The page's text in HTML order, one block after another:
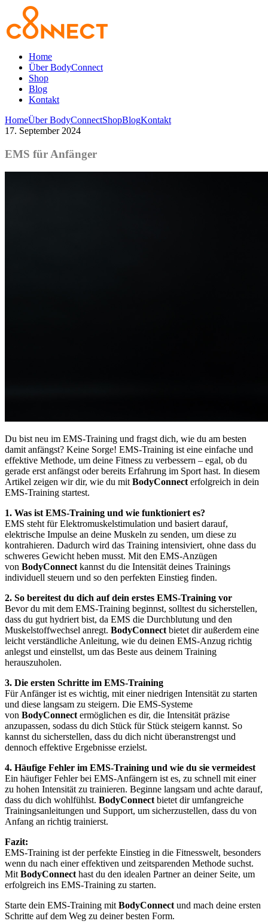
Home
Über BodyConnect
Shop
Blog
Kontakt
HomeÜber BodyConnectShopBlogKontakt
17. September 2024
EMS für Anfänger
Du bist neu im EMS-Training und fragst dich, wie du am besten
damit anfängst? Keine Sorge! EMS-Training ist eine einfache und
effektive Methode, um deine Fitness zu verbessern – egal, ob du
gerade erst anfängst oder bereits Erfahrung im Sport hast. In diesem
Artikel zeigen wir dir, wie du mitBodyConnecterfolgreich in dein
EMS-Training startest.
1. Was ist EMS-Training und wie funktioniert es?
EMS steht für Elektromuskelstimulation und basiert darauf,
elektrische Impulse an deine Muskeln zu senden, um diese zu
kontrahieren. Dadurch wird das Training intensiviert, ohne dass du
schweres Gewicht heben musst. Mit den EMS-Anzügen
von BodyConnectkannst du die Intensität deines Trainings
individuell steuern und so den perfekten Einstieg finden.
2. So bereitest du dich auf dein erstes EMS-Training vor
Bevor du mit dem EMS-Training beginnst, solltest du sicherstellen,
dass du gut hydriert bist, da EMS die Durchblutung und den
Muskelstoffwechsel anregt. BodyConnectbietet dir außerdem eine
leicht verständliche Anleitung, wie du deinen EMS-Anzug richtig
anlegst und einstellst, um das Beste aus deinem Training
herauszuholen.
3. Die ersten Schritte im EMS-Training
Für Anfänger ist es wichtig, mit einer niedrigen Intensität zu starten
und diese langsam zu steigern. Die EMS-Systeme
von BodyConnectermöglichen es dir, die Intensität präzise
anzupassen, sodass du dich Stück für Stück steigern kannst. So
kannst du sicherstellen, dass du dich nicht überanstrengst und
dennoch effektive Ergebnisse erzielst.
4. Häufige Fehler im EMS-Training und wie du sie vermeidest
Ein häufiger Fehler bei EMS-Anfängern ist es, zu schnell mit einer
zu hohen Intensität zu trainieren. Beginne langsam und achte darauf,
dass du dich wohlfühlst. BodyConnectbietet dir umfangreiche
Trainingsanleitungen und Support, um sicherzustellen, dass du von
Anfang an richtig trainierst.
Fazit:
EMS-Training ist der perfekte Einstieg in die Fitnesswelt, besonders
wenn du nach einer effektiven und zeitsparenden Methode suchst.
MitBodyConnecthast du den idealen Partner an deiner Seite, um
erfolgreich ins EMS-Training zu starten.
Starte dein EMS-Training mitBodyConnectund mach deine ersten
Schritte auf dem Weg zu deiner besten Form.